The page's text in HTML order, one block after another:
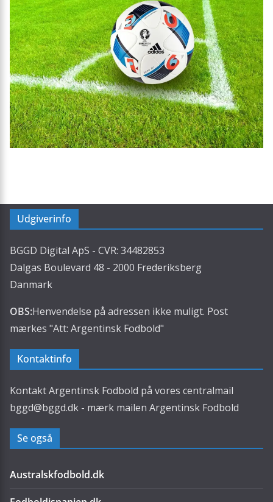
Udgiverinfo
BGGD Digital ApS - CVR: 34482853
Dalgas Boulevard 48 - 2000 Frederiksberg
Danmark
OBS:Henvendelse på adressen ikke muligt. Post
mærkes "Att: Argentinsk Fodbold"
Kontaktinfo
Kontakt Argentinsk Fodbold på vores centralmail
bggd@bggd.dk - mærk mailen Argentinsk Fodbold
Se også
Australskfodbold.dk